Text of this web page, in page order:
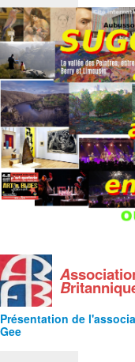
A
B
Présentation de l'
Gee